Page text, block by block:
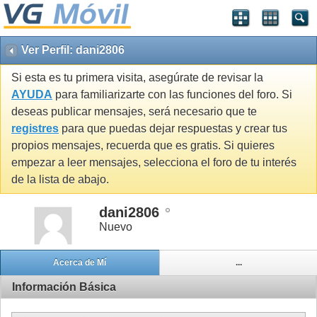
Ver Perfil: dani2806
Si esta es tu primera visita, asegúrate de revisar la
AYUDA para familiarizarte con las funciones del foro. Si
deseas publicar mensajes, será necesario que te
registres para que puedas dejar respuestas y crear tus
propios mensajes, recuerda que es gratis. Si quieres
empezar a leer mensajes, selecciona el foro de tu interés
de la lista de abajo.
dani2806
Nuevo
Acerca de Mí ...
Información Básica